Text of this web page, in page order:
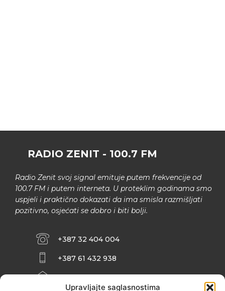
Upravljajte saglasnostima
RADIO ZENIT - 100.7 FM
Radio Zenit svoj signal emituje putem frekvencije od
100.7 FM i putem interneta. U proteklim godinama smo
uspjeli i praktično dokazati da ima smisla razmišljati
pozitivno, osjećati se dobro i biti bolji.
+387 32 404 004
+387 61 432 938
INFO@ZENIT.BA